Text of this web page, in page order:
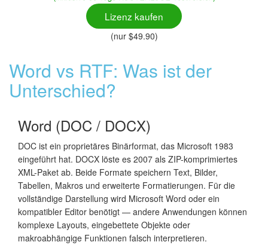
Lizenz kaufen
(nur $49.90)
Word vs RTF: Was ist der
Unterschied?
Word (DOC / DOCX)
DOC ist ein proprietäres Binärformat, das Microsoft 1983
eingeführt hat. DOCX löste es 2007 als ZIP-komprimiertes
XML-Paket ab. Beide Formate speichern Text, Bilder,
Tabellen, Makros und erweiterte Formatierungen. Für die
vollständige Darstellung wird Microsoft Word oder ein
kompatibler Editor benötigt — andere Anwendungen können
komplexe Layouts, eingebettete Objekte oder
makroabhängige Funktionen falsch interpretieren.